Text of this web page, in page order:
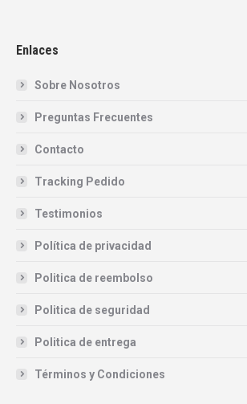
Enlaces
Sobre Nosotros
Preguntas Frecuentes
Contacto
Tracking Pedido
Testimonios
Política de privacidad
Politica de reembolso
Politica de seguridad
Politica de entrega
Términos y Condiciones